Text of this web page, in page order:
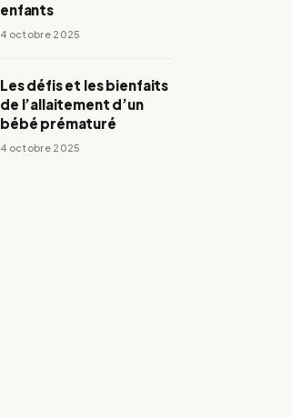
enfants
4 octobre 2025
Les défis et les bienfaits
de l’allaitement d’un
bébé prématuré
4 octobre 2025